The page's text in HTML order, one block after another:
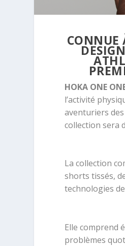
CONNUE
HOKA ONE
l’activité
aventuriers
collection sera
La collection
shorts tissés,
technologies
Elle comprend
problèmes